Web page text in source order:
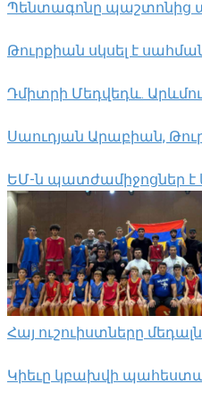
Պենտագոնը պաշտոնից
Թուրքիան սկսել է
Դմիտրի Մեդվեդև.
Սաուդյան Արաբիան,
ԵՄ-ն պատժամիջոցներ է
Հայ ուշուիստները
Կիեւը կբախվի